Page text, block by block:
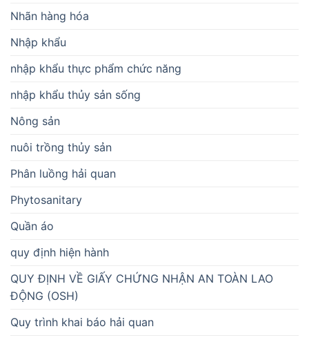
Nhãn hàng hóa
Nhập khẩu
nhập khẩu thực phẩm chức năng
nhập khẩu thủy sản sống
Nông sản
nuôi trồng thủy sản
Phân luồng hải quan
Phytosanitary
Quần áo
quy định hiện hành
QUY ĐỊNH VỀ GIẤY CHỨNG NHẬN AN TOÀN LAO
ĐỘNG (OSH)
Quy trình khai báo hải quan